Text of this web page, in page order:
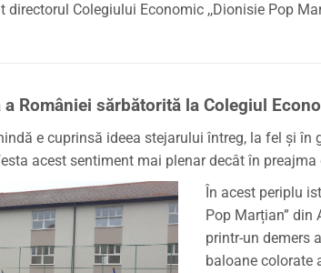
directorul Colegiului Economic ,,Dionisie Pop
României sărbătorită la Colegiul
e cuprinsă ideea stejarului întreg, la fel și în
acest sentiment mai plenar decât în preajma
În acest periplu
Pop Marțian” din
printr-un demers
baloane colorate